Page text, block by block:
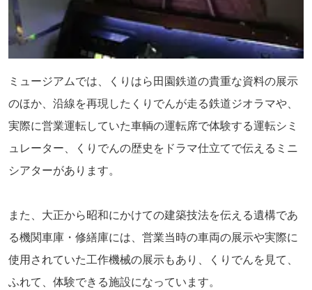
ミュージアムでは、くりはら田園鉄道の貴重な資料の展示
のほか、沿線を再現したくりでんが走る鉄道ジオラマや、
実際に営業運転していた車輌の運転席で体験する運転シミ
ュレーター、くりでんの歴史をドラマ仕立てで伝えるミニ
シアターがあります。
また、大正から昭和にかけての建築技法を伝える遺構であ
る機関車庫・修繕庫には、営業当時の車両の展示や実際に
使用されていた工作機械の展示もあり、くりでんを見て、
ふれて、体験できる施設になっています。